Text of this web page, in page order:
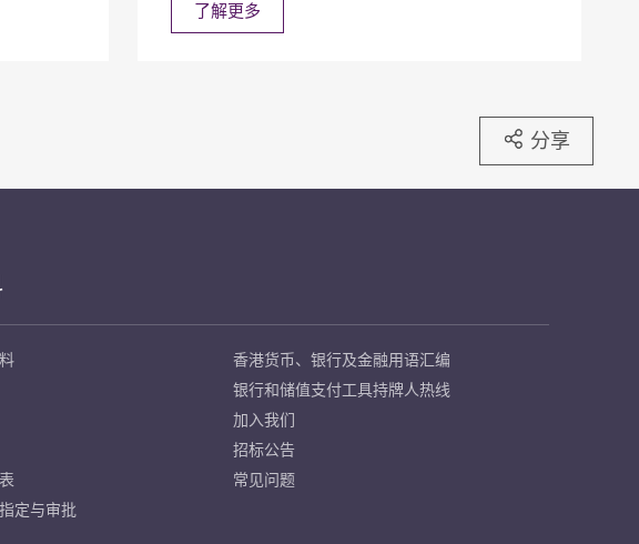
了解更多
分享
定与审批
香港货币、银行及金融用语汇编
银行和储值支付工具持牌人热线
加入我们
招标公告
常见问题